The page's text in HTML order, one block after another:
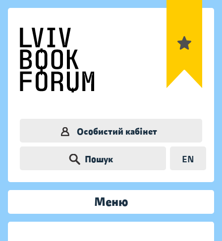
Особистий кабінет
Пошук EN
Меню